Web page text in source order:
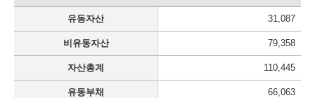
유동자산 31,087
비유동자산 79,358
자산총계 110,445
유동부채 66,063